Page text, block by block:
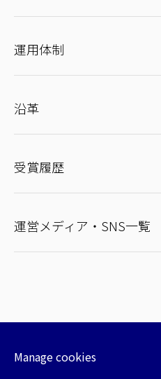
運用体制
沿革
受賞履歴
運営メディア・SNS一覧
Manage cookies